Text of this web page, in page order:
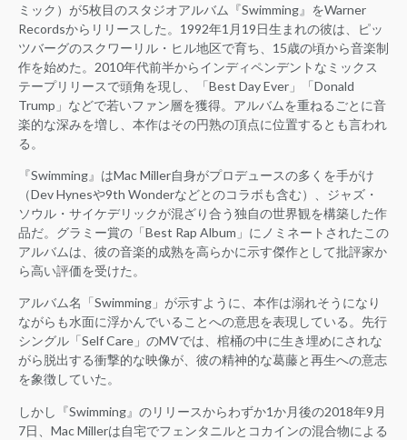
ミック）が5枚目のスタジオアルバム『Swimming』をWarner
Recordsからリリースした。1992年1月19日生まれの彼は、ピッ
ツバーグのスクワーリル・ヒル地区で育ち、15歳の頃から音楽制
作を始めた。2010年代前半からインディペンデントなミックス
テープリリースで頭角を現し、「Best Day Ever」「Donald
Trump」などで若いファン層を獲得。アルバムを重ねるごとに音
楽的な深みを増し、本作はその円熟の頂点に位置するとも言われ
る。
『Swimming』はMac Miller自身がプロデュースの多くを手がけ
（Dev Hynesや9th Wonderなどとのコラボも含む）、ジャズ・
ソウル・サイケデリックが混ざり合う独自の世界観を構築した作
品だ。グラミー賞の「Best Rap Album」にノミネートされたこの
アルバムは、彼の音楽的成熟を高らかに示す傑作として批評家か
ら高い評価を受けた。
アルバム名「Swimming」が示すように、本作は溺れそうになり
ながらも水面に浮かんでいることへの意思を表現している。先行
シングル「Self Care」のMVでは、棺桶の中に生き埋めにされな
がら脱出する衝撃的な映像が、彼の精神的な葛藤と再生への意志
を象徴していた。
しかし『Swimming』のリリースからわずか1か月後の2018年9月
7日、Mac Millerは自宅でフェンタニルとコカインの混合物による